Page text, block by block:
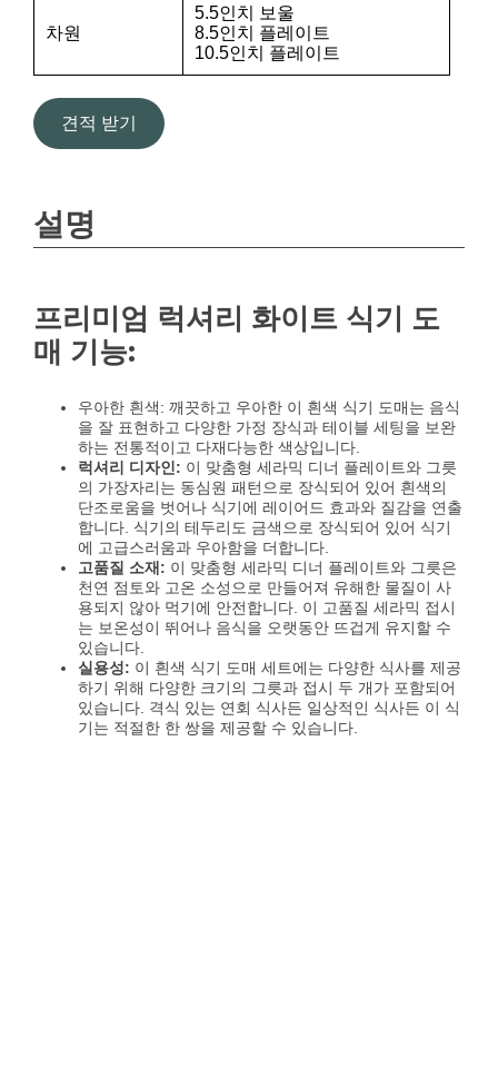
차원
5.5인치 보울
8.5인치 플레이트
10.5인치 플레이트
견적 받기
설명
프리미엄 럭셔리 화이트 식기 도
매 기능:
우아한 흰색: 깨끗하고 우아한 이 흰색 식기 도매는 음식
을 잘 표현하고 다양한 가정 장식과 테이블 세팅을 보완
하는 전통적이고 다재다능한 색상입니다.
럭셔리 디자인: 이 맞춤형 세라믹 디너 플레이트와 그릇
의 가장자리는 동심원 패턴으로 장식되어 있어 흰색의
단조로움을 벗어나 식기에 레이어드 효과와 질감을 연출
합니다. 식기의 테두리도 금색으로 장식되어 있어 식기
에 고급스러움과 우아함을 더합니다.
고품질 소재: 이 맞춤형 세라믹 디너 플레이트와 그릇은
천연 점토와 고온 소성으로 만들어져 유해한 물질이 사
용되지 않아 먹기에 안전합니다. 이 고품질 세라믹 접시
는 보온성이 뛰어나 음식을 오랫동안 뜨겁게 유지할 수
있습니다.
실용성: 이 흰색 식기 도매 세트에는 다양한 식사를 제공
하기 위해 다양한 크기의 그릇과 접시 두 개가 포함되어
있습니다. 격식 있는 연회 식사든 일상적인 식사든 이 식
기는 적절한 한 쌍을 제공할 수 있습니다.